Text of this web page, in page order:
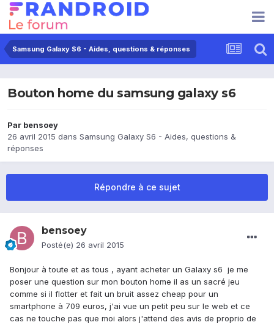
Samsung Galaxy S6 - Aides, questions & réponses
Bouton home du samsung galaxy s6
Par bensoey
26 avril 2015 dans Samsung Galaxy S6 - Aides, questions &
réponses
Répondre à ce sujet
bensoey
Posté(e) 26 avril 2015
Bonjour à toute et as tous , ayant acheter un Galaxy s6 je me
poser une question sur mon bouton home il as un sacré jeu
comme si il flotter et fait un bruit assez cheap pour un
smartphone à 709 euros, j'ai vue un petit peu sur le web et ce
cas ne touche pas que moi alors j'attend des avis de proprio de